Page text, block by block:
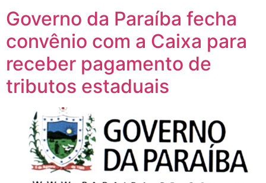
Governo da Paraíba fecha
convênio com a Caixa para
receber pagamento de
tributos estaduais